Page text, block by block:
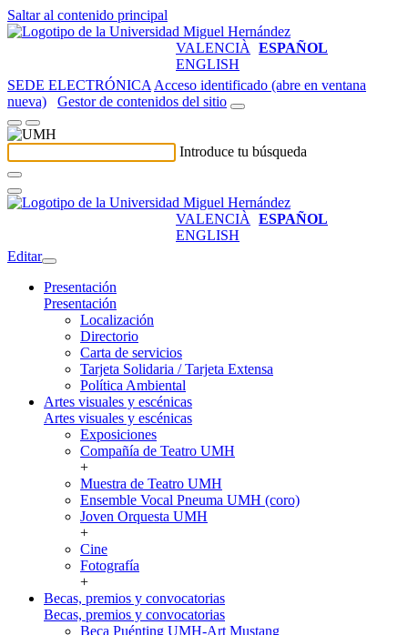
Saltar al contenido principal
VALENCIÀ
ESPAÑOL
ENGLISH
SEDE ELECTRÓNICA Acceso identificado (abre en ventana
nueva)
Gestor de contenidos del sitio
Introduce tu búsqueda
VALENCIÀ
ESPAÑOL
ENGLISH
Editar
Presentación
Presentación
Localización
Directorio
Carta de servicios
Tarjeta Solidaria / Tarjeta Extensa
Política Ambiental
Artes visuales y escénicas
Artes visuales y escénicas
Exposiciones
Compañía de Teatro UMH
+
Muestra de Teatro UMH
Ensemble Vocal Pneuma UMH (coro)
Joven Orquesta UMH
+
Cine
Fotografía
+
Becas, premios y convocatorias
Becas, premios y convocatorias
Beca Puénting UMH-Art Mustang